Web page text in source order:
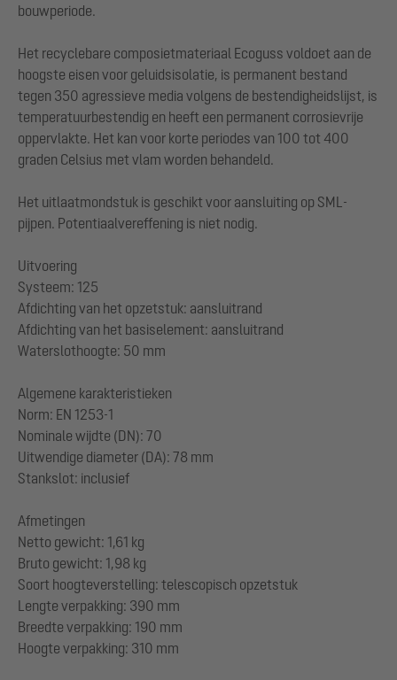
bouwperiode.
Het recyclebare composietmateriaal Ecoguss voldoet aan de
hoogste eisen voor geluidsisolatie, is permanent bestand
tegen 350 agressieve media volgens de bestendigheidslijst, is
temperatuurbestendig en heeft een permanent corrosievrije
oppervlakte. Het kan voor korte periodes van 100 tot 400
graden Celsius met vlam worden behandeld.
Het uitlaatmondstuk is geschikt voor aansluiting op SML-
pijpen. Potentiaalvereffening is niet nodig.
Uitvoering
Systeem: 125
Afdichting van het opzetstuk: aansluitrand
Afdichting van het basiselement: aansluitrand
Waterslothoogte: 50 mm
Algemene karakteristieken
Norm: EN 1253-1
Nominale wijdte (DN): 70
Uitwendige diameter (DA): 78 mm
Stankslot: inclusief
Afmetingen
Netto gewicht: 1,61 kg
Bruto gewicht: 1,98 kg
Soort hoogteverstelling: telescopisch opzetstuk
Lengte verpakking: 390 mm
Breedte verpakking: 190 mm
Hoogte verpakking: 310 mm